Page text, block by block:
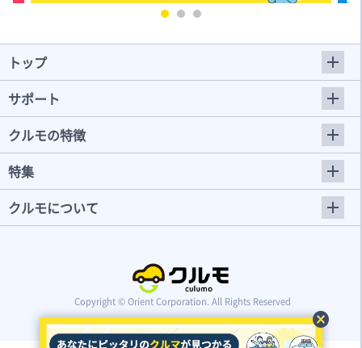
cancel
トップ
サポート
クルモの特徴
特集
クルモについて
Copyright © Orient Corporation. All Rights Reserved